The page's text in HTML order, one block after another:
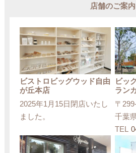
店舗のご案内
ビストロビッグウッド自由
が丘本店
2025年1月15日閉店いたし
ました。
ビッ
ラン
〒
千葉
TEL